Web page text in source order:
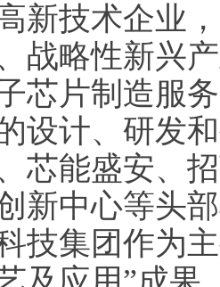
新技术企业
战略性新兴
芯片制造服
设计、研发
芯能盛安、
新中心等头
技集团作为